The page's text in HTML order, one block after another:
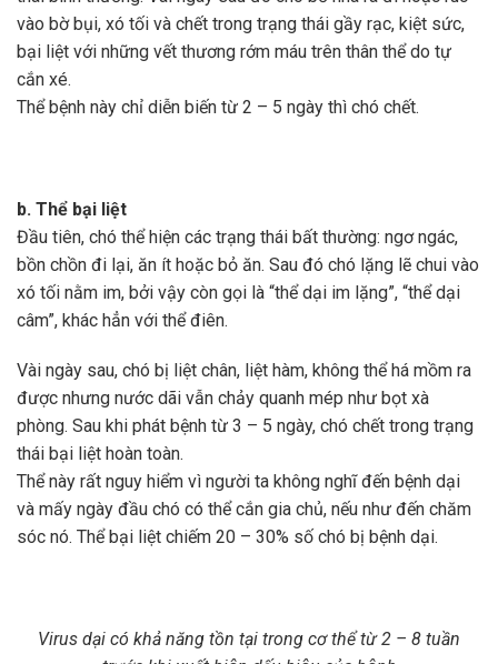
vào bờ bụi, xó tối và chết trong trạng thái gầy rạc, kiệt sức,
bại liệt với những vết thương rớm máu trên thân thể do tự
cắn xé.
Thể bệnh này chỉ diễn biến từ 2 – 5 ngày thì chó chết.
b. Thể bại liệt
Đầu tiên, chó thể hiện các trạng thái bất thường: ngơ ngác,
bồn chồn đi lại, ăn ít hoặc bỏ ăn. Sau đó chó lặng lẽ chui vào
xó tối nằm im, bởi vậy còn gọi là “thể dại im lặng”, “thể dại
câm”, khác hẳn với thể điên.
Vài ngày sau, chó bị liệt chân, liệt hàm, không thể há mồm ra
được nhưng nước dãi vẫn chảy quanh mép như bọt xà
phòng. Sau khi phát bệnh từ 3 – 5 ngày, chó chết trong trạng
thái bại liệt hoàn toàn.
Thể này rất nguy hiểm vì người ta không nghĩ đến bệnh dại
và mấy ngày đầu chó có thể cắn gia chủ, nếu như đến chăm
sóc nó. Thể bại liệt chiếm 20 – 30% số chó bị bệnh dại.
Virus dại có khả năng tồn tại trong cơ thể từ 2 – 8 tuần